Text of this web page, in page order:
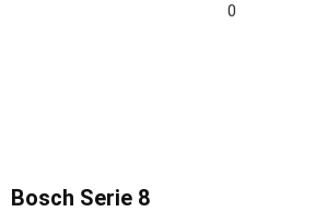
0
Bosch Serie 8